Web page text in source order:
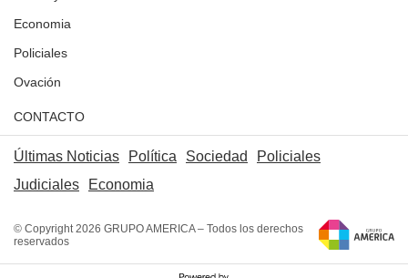
Economia
Policiales
Ovación
CONTACTO
Últimas Noticias Política Sociedad
Policiales
Judiciales
Economia
© Copyright 2026 GRUPO AMERICA – Todos los derechos
reservados